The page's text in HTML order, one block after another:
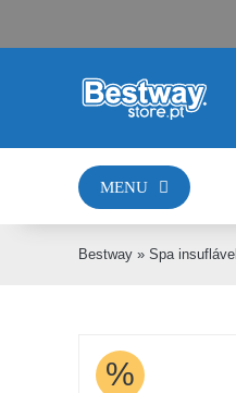
to
MENU
Bestway» Spa insuflável
%